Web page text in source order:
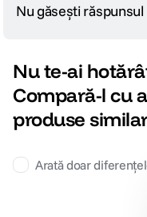
Nu găsești răspunsul
Nu te-ai
Compară-l cu
produse
Arată doar